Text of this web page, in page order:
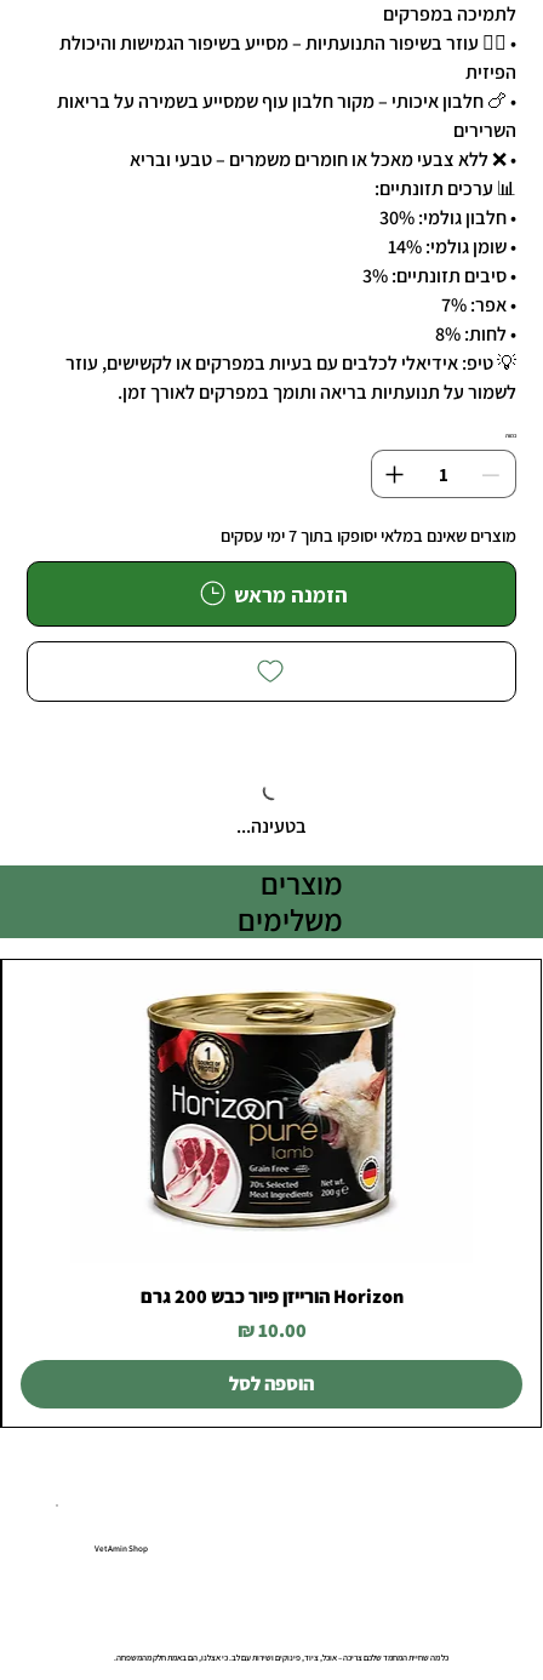
לתמיכה במפרקים
• 🧑‍⚕️ עוזר בשיפור התנועתיות – מסייע בשיפור הגמישות והיכולת
הפיזית
• 🍗 חלבון איכותי – מקור חלבון עוף שמסייע בשמירה על בריאות
השרירים
• ❌ ללא צבעי מאכל או חומרים משמרים – טבעי ובריא
📊 ערכים תזונתיים:
• חלבון גולמי: 30%
• שומן גולמי: 14%
• סיבים תזונתיים: 3%
• אפר: 7%
• לחות: 8%
💡 טיפ: אידיאלי לכלבים עם בעיות במפרקים או לקשישים, עוזר
לשמור על תנועתיות בריאה ותומך במפרקים לאורך זמן.
כמות
מוצרים שאינם במלאי יסופקו בתוך 7 ימי עסקים
הזמנה מראש
בטעינה...
מוצרים
משלימים
Horizon הורייזן פיור כבש 200 גרם
מחיר
הוספה לסל
VetAmin Shop
כל מה שחיית המחמד שלכם צריכה – אוכל, ציוד, פינוקים ושירות עם לב. כי אצלנו, הם באמת חלק מהמשפחה.